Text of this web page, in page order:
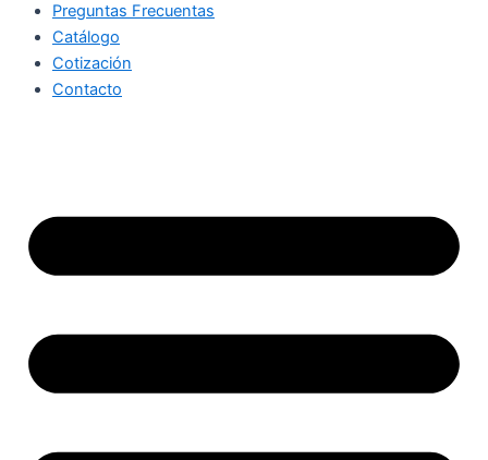
Preguntas Frecuentas
Catálogo
Cotización
Contacto